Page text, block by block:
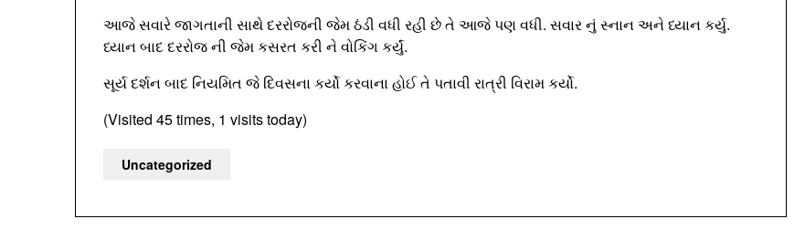
આજે સવારે જાગતાની સાથે દરરોજની જેમ ઠંડી વધી રહી છે તે આજે પણ વધી. સવાર નું સ્નાન અને ધ્યાન કર્યુ.
ધ્યાન બાદ દરરોજ ની જેમ કસરત કરી ને વોકિંગ કર્યું.
સૂર્ય દર્શન બાદ નિયમિત જે દિવસના કર્યો કરવાના હોઈ તે પતાવી રાત્રી વિરામ કર્યો.
(Visited 45 times, 1 visits today)
Uncategorized